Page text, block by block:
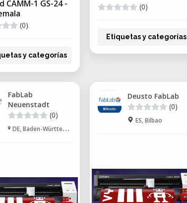
CAMM-1 GS-24 -
(0)
y categorías
(0)
Etiquetas y categorías
FabLab
Neuenstadt
(0)
DE, Baden-Württemberg, Neuenstadt am Kocher
Deusto FabLab
(0)
ES, Bilbao